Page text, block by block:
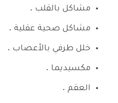
مشاكل بالقلب .
مشاكل صحية عقلية .
خلل طرفي بالأعصاب .
مكسيديما .
العقم .